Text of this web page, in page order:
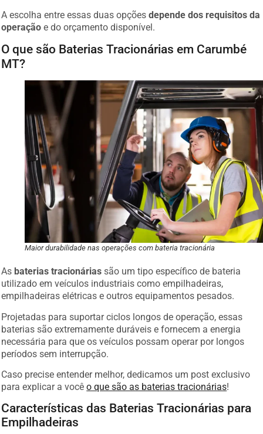
A escolha entre essas duas opções
depende dos requisitos da
operação
e do orçamento disponível.
O que são Baterias Tracionárias em Carumbé
MT?
Maior durabilidade nas operações com bateria tracionária
As baterias tracionárias são um tipo específico de bateria
utilizado em veículos industriais como empilhadeiras,
empilhadeiras elétricas e outros equipamentos pesados.
Projetadas para suportar ciclos longos de operação, essas
baterias são extremamente duráveis e fornecem a energia
necessária para que os veículos possam operar por longos
períodos sem interrupção.
Caso precise entender melhor, dedicamos um post exclusivo
para explicar a você o que são as baterias tracionárias!
Características das Baterias Tracionárias para
Empilhadeiras